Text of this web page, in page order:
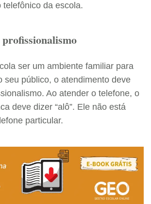
telefônico da escola.
ser um ambiente familiar para
seu público, o atendimento deve
Ao atender o telefone, o
deve dizer “alô”. Ele não está
particular.